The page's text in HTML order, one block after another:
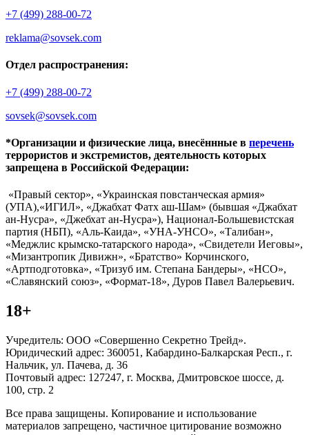
+7 (499) 288-00-72
reklama@sovsek.com
Отдел распространения:
+7 (499) 288-00-72
sovsek@sovsek.com
*Организации и физические лица, внесённные в перечень
террористов и экстремистов, деятельность которых
запрещена в Российской Федерации:
«Правый сектор», «Украинская повстанческая армия»
(УПА),«ИГИЛ», «Джабхат Фатх аш-Шам» (бывшая «Джабхат
ан-Нусра», «Джебхат ан-Нусра»), Национал-Большевистская
партия (НБП), «Аль-Каида», «УНА-УНСО», «Талибан»,
«Меджлис крымско-татарского народа», «Свидетели Иеговы»,
«Мизантропик Дивижн», «Братство» Корчинского,
«Артподготовка», «Тризуб им. Степана Бандеры», «НСО»,
«Славянский союз», «Формат-18», Дуров Павел Валерьевич.
18+
Учредитель: ООО «Совершенно Секретно Трейд».
Юридический адрес: 360051, Кабардино-Балкарская Респ., г.
Нальчик, ул. Пачева, д. 36
Почтовый адрес: 127247, г. Москва, Дмитровское шоссе, д.
100, стр. 2
Все права защищены. Копирование и использование
материалов запрещено, частичное цитирование возможно